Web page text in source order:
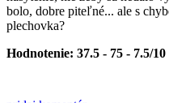
bolo, dobre piteľné... ale s
plechovka?
Hodnotenie: 37.5 - 75 - 7.5/10